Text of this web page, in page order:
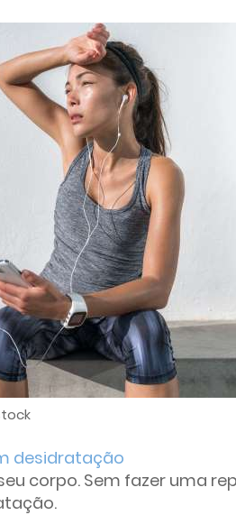
desidratação
corpo. Sem fazer uma